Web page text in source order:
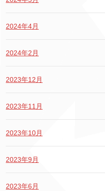
2024年4月
2024年2月
2023年12月
2023年11月
2023年10月
2023年9月
2023年6月